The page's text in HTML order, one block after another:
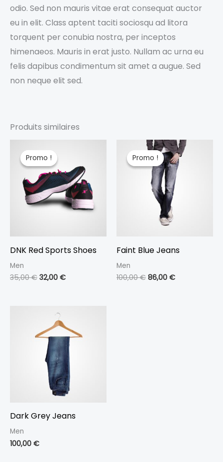
odio. Sed non mauris vitae erat consequat auctor
eu in elit. Class aptent taciti sociosqu ad litora
torquent per conubia nostra, per inceptos
himenaeos. Mauris in erat justo. Nullam ac urna eu
felis dapibus condimentum sit amet a augue. Sed
non neque elit sed.
Produits similaires
Promo !
Promo !
DNK Red Sports Shoes
Men
35,00€
initial
était :
35,00 €.
32,00 €
est :
32,00 €.
Promo !
Promo !
Faint Blue Jeans
Men
100,00€
Le
prix
initial
était :
100,00 €.
86,00 €
Le
prix
actuel
est :
86,00 €.
Dark Grey Jeans
Men
100,00 €